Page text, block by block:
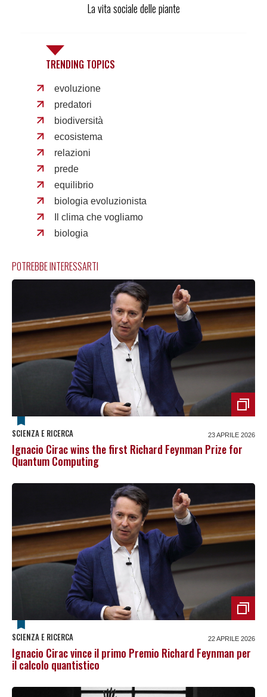
La vita sociale delle piante
TRENDING TOPICS
evoluzione
predatori
biodiversità
ecosistema
relazioni
prede
equilibrio
biologia evoluzionista
Il clima che vogliamo
biologia
POTREBBE INTERESSARTI
SCIENZA E RICERCA 23 APRILE 2026
Ignacio Cirac wins the first Richard Feynman Prize for
Quantum Computing
SCIENZA E RICERCA 22 APRILE 2026
Ignacio Cirac vince il primo Premio Richard Feynman per
il calcolo quantistico